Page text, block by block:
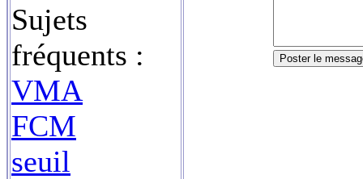
Sujets
fréquents :
VMA
FCM
seuil